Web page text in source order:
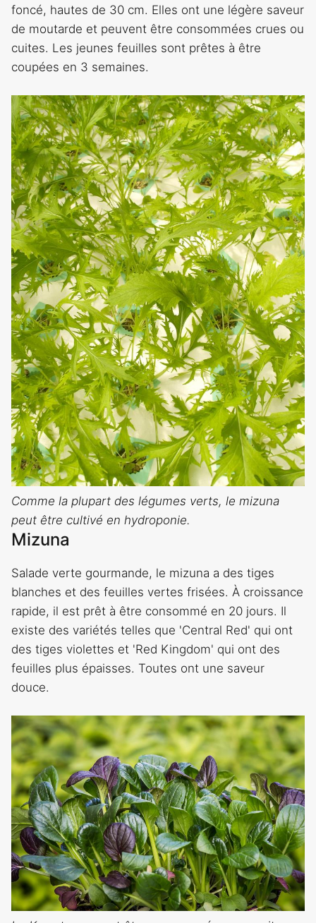
foncé, hautes de 30 cm. Elles ont une légère saveur
de moutarde et peuvent être consommées crues ou
cuites. Les jeunes feuilles sont prêtes à être
coupées en 3 semaines.
Comme la plupart des légumes verts, le mizuna
peut être cultivé en hydroponie.
Mizuna
Salade verte gourmande, le mizuna a des tiges
blanches et des feuilles vertes frisées. À croissance
rapide, il est prêt à être consommé en 20 jours. Il
existe des variétés telles que 'Central Red' qui ont
des tiges violettes et 'Red Kingdom' qui ont des
feuilles plus épaisses. Toutes ont une saveur
douce.